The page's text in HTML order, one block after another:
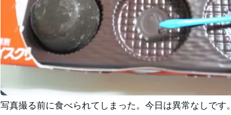
写真撮る前に食べられてしまった。今日は異常なしです。